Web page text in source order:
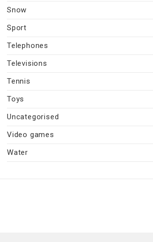
Snow
Sport
Telephones
Televisions
Tennis
Toys
Uncategorised
Video games
Water